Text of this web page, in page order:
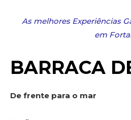
As melhores Experiências
em
BARRACA
De frente para o mar